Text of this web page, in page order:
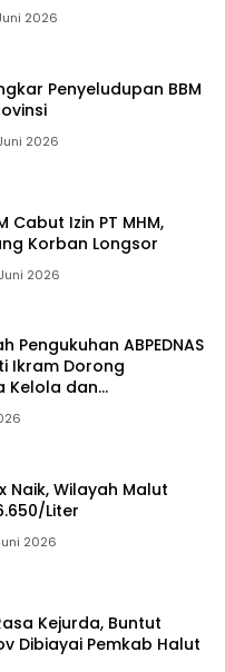
2026
Penyeludupan BBM
2026
Cabut Izin PT MHM,
Korban Longsor
2026
Pengukuhan ABPEDNAS
Ikram Dorong
Kelola dan
Naik, Wilayah Malut
Liter
2026
Kejurda, Buntut
Dibiayai Pemkab Halut